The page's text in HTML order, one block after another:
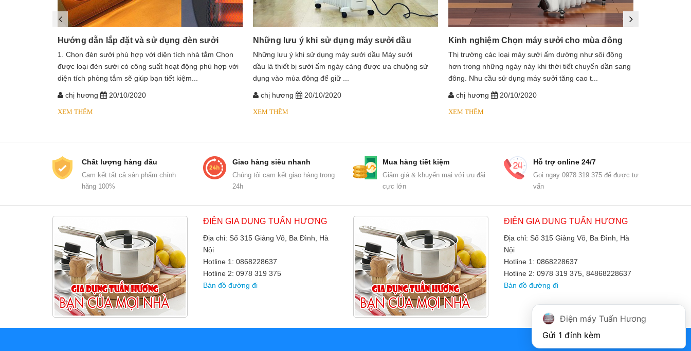
Hướng dẫn lắp đặt và sử dụng đèn sưởi
1. Chọn đèn sưởi phù hợp với diện tích nhà tắm Chọn
được loại đèn sưởi có công suất hoạt động phù hợp với
diện tích phòng tắm sẽ giúp bạn tiết kiệm...
chị hương 20/10/2020
XEM THÊM
Những lưu ý khi sử dụng máy sưởi dầu
​​​​​​Những lưu ý khi sử dụng máy sưởi dầu Máy sưởi
dầu là thiết bị sưởi ấm ngày càng được ưa chuộng sử
dụng vào mùa đông để giữ ...
chị hương 20/10/2020
XEM THÊM
Kinh nghiệm Chọn máy sưởi cho mùa đông
Thị trường các loại máy sưởi ấm dường như sôi động
hơn trong những ngày này khi thời tiết chuyển dần sang
đông. Nhu cầu sử dụng máy sưởi tăng cao t...
chị hương 20/10/2020
XEM THÊM
Chất lượng hàng đầu
Cam kết tất cả sản phẩm chính
hãng 100%
Giao hàng siêu nhanh
Chúng tôi cam kết giao hàng trong
24h
Mua hàng tiết kiệm
Giảm giá & khuyến mại với ưu đãi
cực lớn
Hỗ trợ online 24/7
Gọi ngay 0978 319 375 để được tư
vấn
ĐIỆN GIA DỤNG TUẤN HƯƠNG
Địa chỉ: Số 315 Giảng Võ, Ba Đình, Hà
Nội
Hotline 1: 0868228637
Hotline 2: 0978 319 375
Bản đồ đường đi
ĐIỆN GIA DỤNG TUẤN HƯƠNG
Địa chỉ: Số 315 Giảng Võ, Ba Đình, Hà
Nội
Hotline 1: 0868228637
Hotline 2: 0978 319 375, 84868228637
Bản đồ đường đi
Điện máy Tuấn Hương
Gửi 1 đính kèm